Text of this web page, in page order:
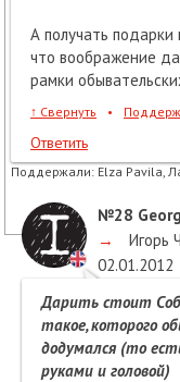
А получать
что воображение
рамки
↑ Свернуть •
Ответить
Поддержали: Elza Pavila,
№28
→
Игорь
02.01.2012
Дарить стоит
такое, которого
додумался (то
руками и головой)